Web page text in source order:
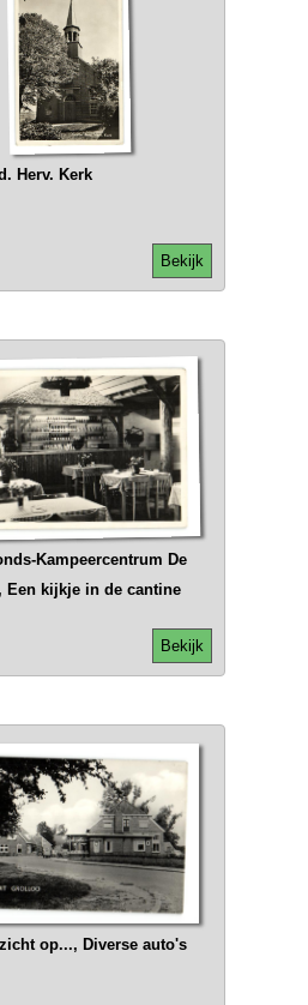
Herv. Kerk
Bekijk
Kampeercentrum De
Een kijkje in de cantine
Bekijk
op..., Diverse auto's